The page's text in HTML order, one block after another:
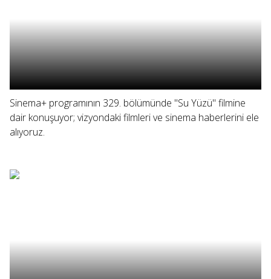
Sinema+ programının 329. bölümünde "Su Yüzü" filmine
dair konuşuyor; vizyondaki filmleri ve sinema haberlerini ele
alıyoruz.